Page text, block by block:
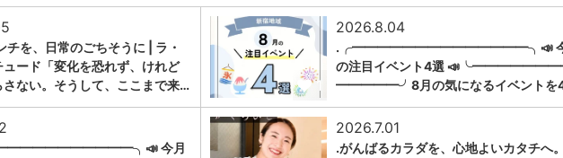
チを、日常のごちそうに | ラ・
ュード「変化を恐れず、けれど
さない。そうして、ここまで来…
1
2026.8.04
.╭━━━━━━━━━━━━━━╮📣
の注目イベント4選
━━━━━╯8月の気になるイベントを
今月
2026.7.01
.がんばるカラダを、心地よいカタチへ